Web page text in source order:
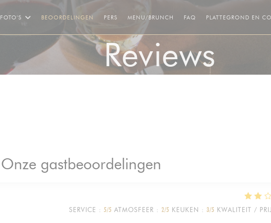
FOTO'S BEOORDELINGEN PERS MENU/BRUNCH ((OPENT IN EEN NIEUW
FAQ ((OPENT IN EEN NIEUW
PLATTEGROND EN
Reviews
Onze gastbeoordelingen
SERVICE : 5/5 ATMOSFEER : 2/5 KEUKEN : 3/5 KWALITEIT /